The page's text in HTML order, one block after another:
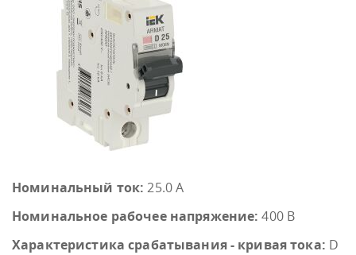
Номинальный ток: 25.0 А
Номинальное рабочее напряжение: 400 В
Характеристика срабатывания - кривая тока: D